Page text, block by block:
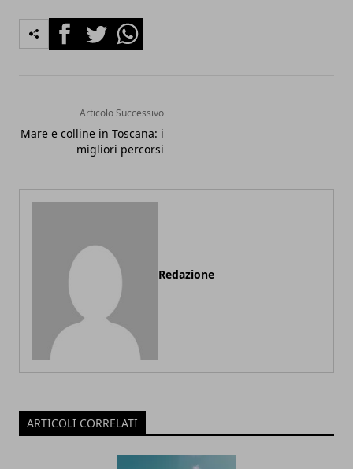
FacebookTwitterWhatsapp
Articolo Successivo
Mare e colline in Toscana: i
migliori percorsi
Redazione
ARTICOLI CORRELATI